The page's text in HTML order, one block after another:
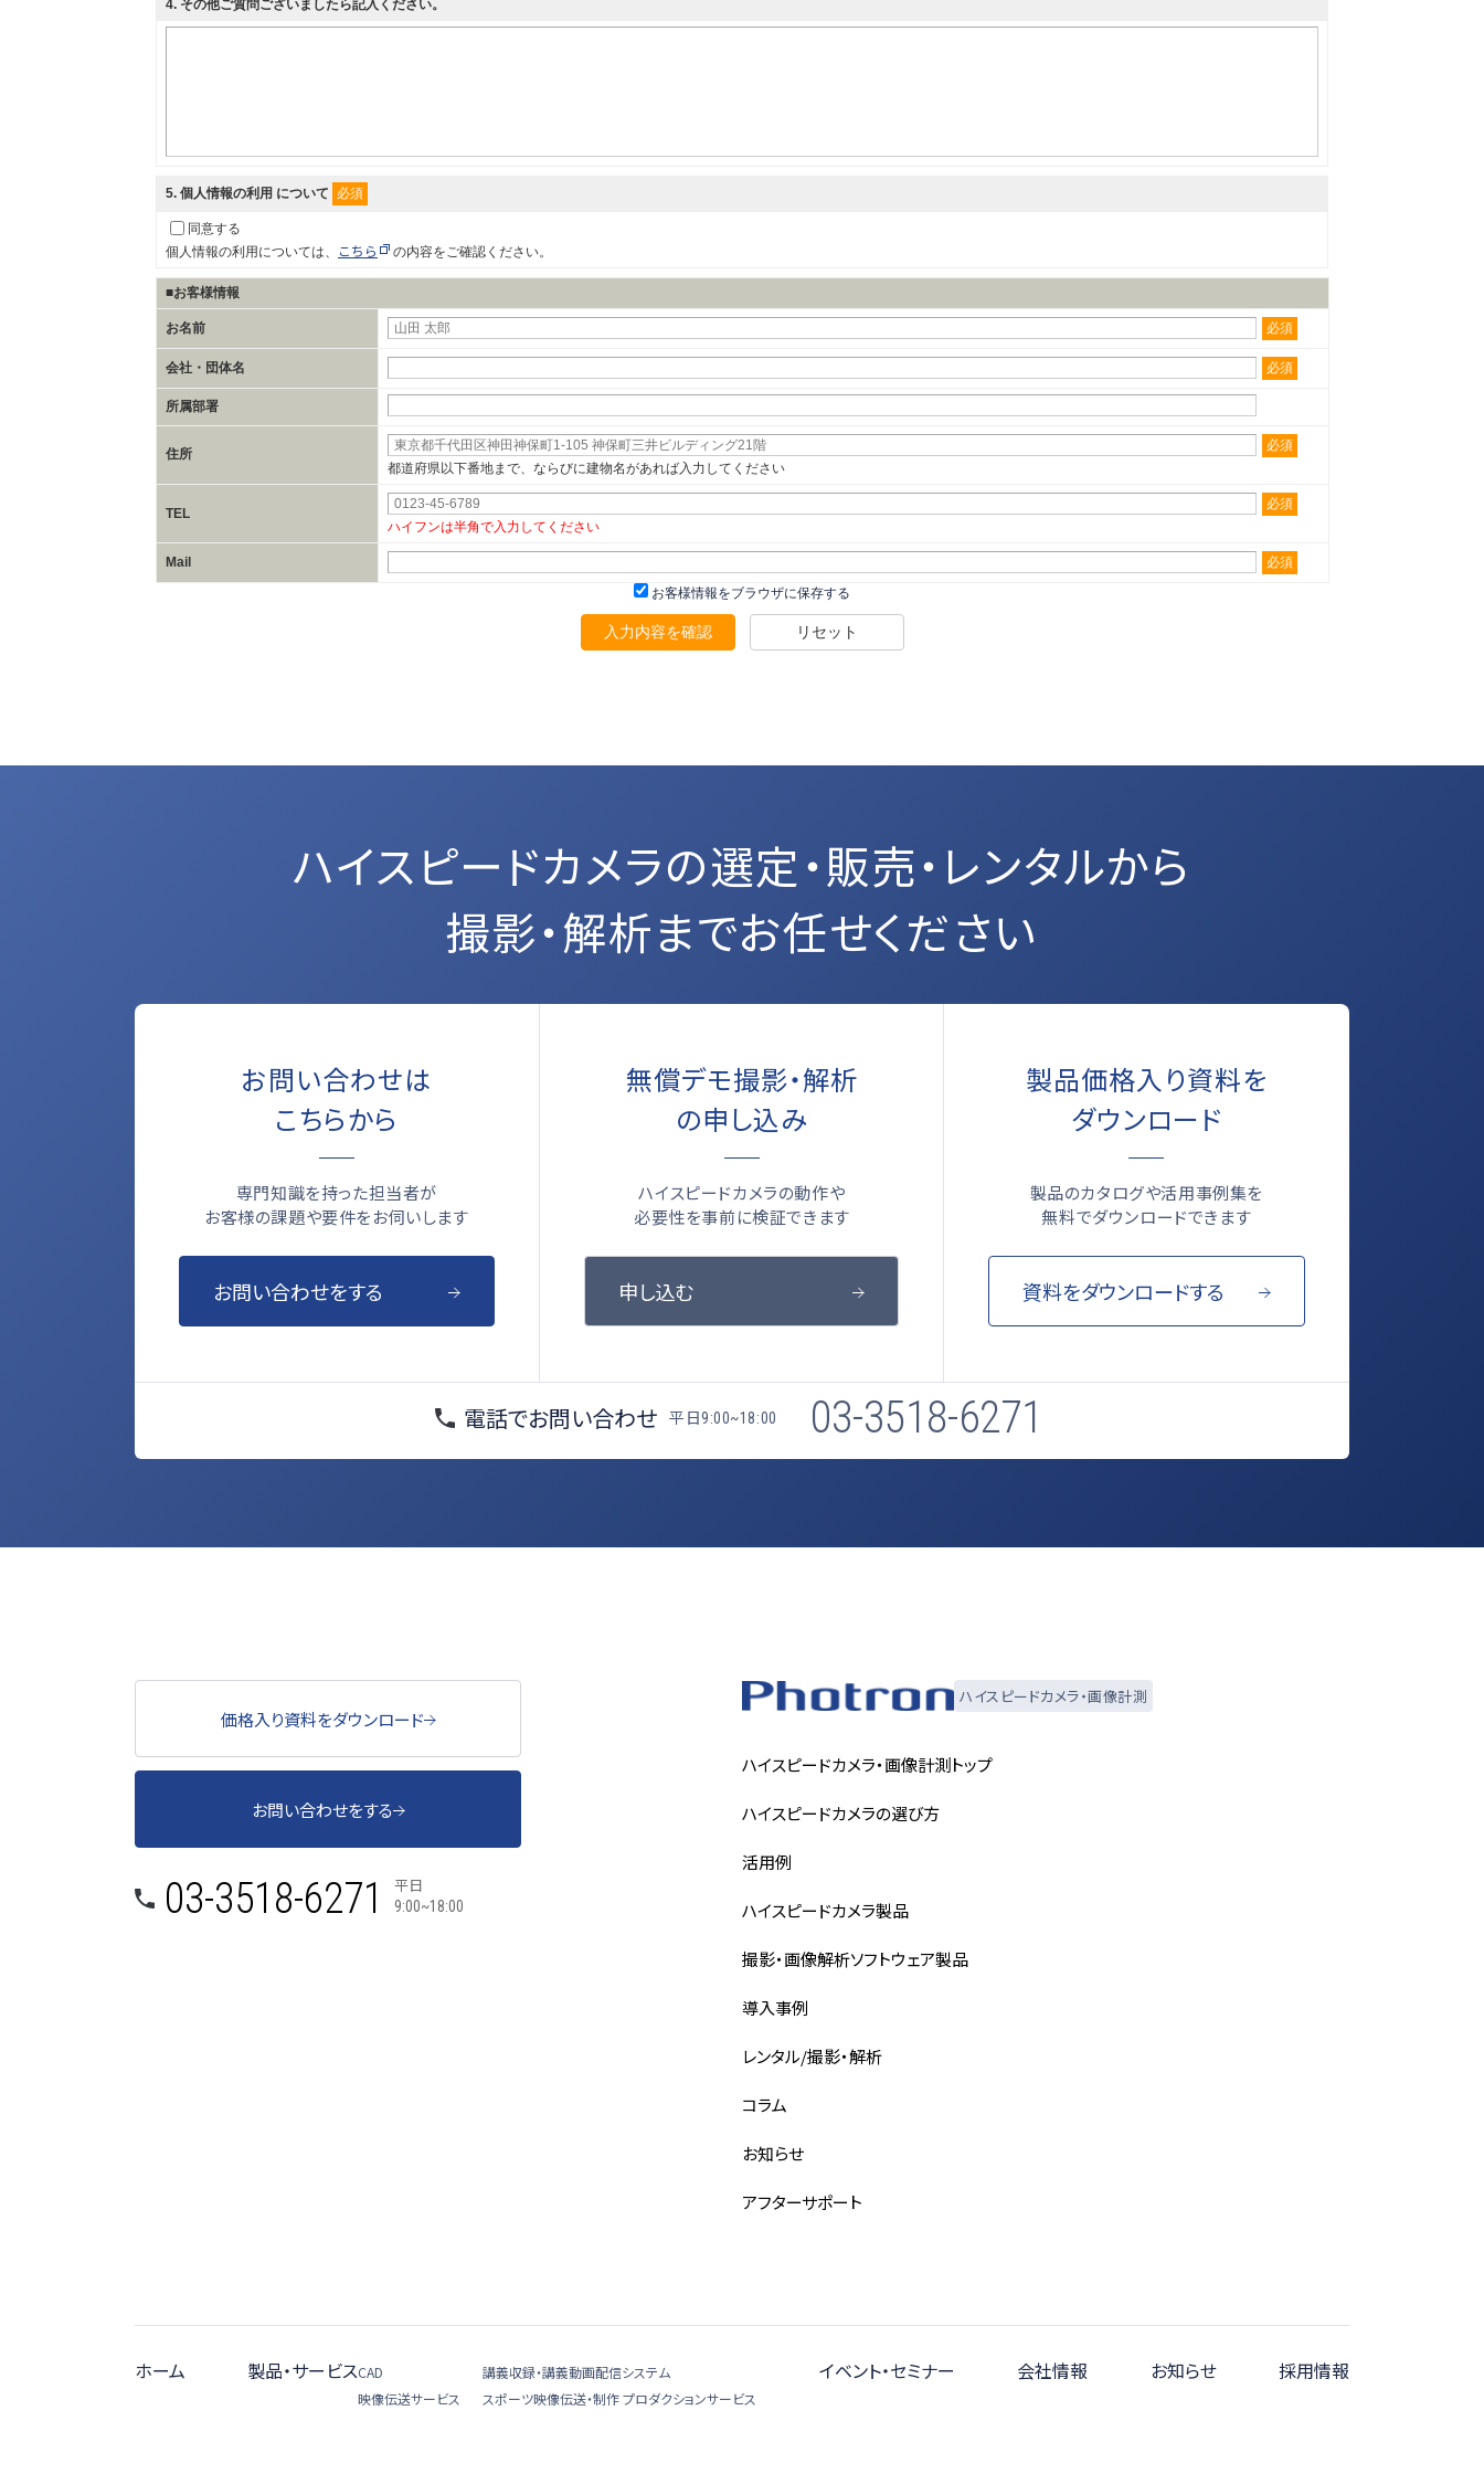
4. その他ご質問ございましたら記入ください。
5. 個人情報の利用 について 必須
同意する
個人情報の利用については、
こちら の内容をご確認ください。
■お客様情報
お名前 必須
会社・団体名 必須
所属部署
住所
必須
都道府県以下番地まで、ならびに建物名があれば入力してください
TEL
必須
ハイフンは半角で入力してください
Mail 必須
お客様情報をブラウザに保存する
入力内容を確認 リセット
ハイスピードカメラの選定・販売・レンタルから
撮影・解析までお任せください
お問い合わせは
こちらから
専門知識を持った担当者が
お客様の課題や要件をお伺いします
お問い合わせをする
無償デモ撮影・解析
の申し込み
ハイスピードカメラの動作や
必要性を事前に検証できます
申し込む
製品価格入り資料を
ダウンロード
製品のカタログや活用事例集を
無料でダウンロードできます
資料をダウンロードする
電話でお問い合わせ 平日9:00~18:00 03-3518-6271
価格入り資料をダウンロード
お問い合わせをする
03-3518-6271 平日
9:00~18:00
ハイスピードカメラ・画像計測
ハイスピードカメラ・画像計測トップ
ハイスピードカメラの選び方
活用例
ハイスピードカメラ製品
撮影・画像解析ソフトウェア製品
導入事例
レンタル/撮影・解析
コラム
お知らせ
アフターサポート
ホーム 製品・サービスCAD
講義収録・講義動画配信システム
映像伝送サービス
スポーツ映像伝送・制作 プロダクションサービス
イベント・セミナー 会社情報 お知らせ 採用情報